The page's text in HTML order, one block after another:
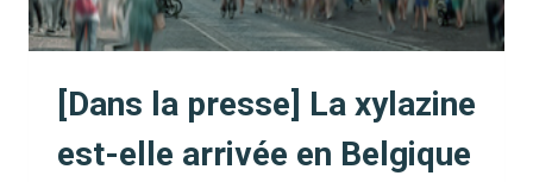
CHEZ
LES
BELGIQUE
(RTBF)
[Dans la presse] La xylazine
est-elle arrivée en Belgique